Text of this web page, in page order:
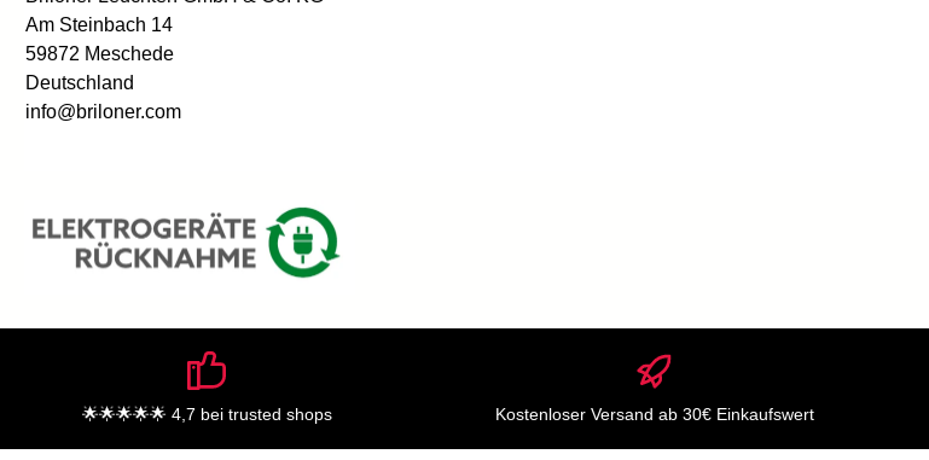
Am Steinbach 14
59872 Meschede
Deutschland
info@briloner.com
🌟🌟🌟🌟🌟 4,7 bei trusted shops Kostenloser Versand ab 30€ Einkaufswert